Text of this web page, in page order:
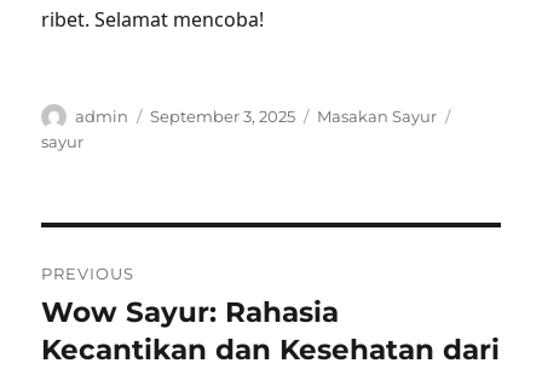
ribet. Selamat mencoba!
Author
admin
Posted
September 3, 2025 Categories
Masakan Sayur
sayur
navigation
PREVIOUS
Previous
post:
Wow Sayur: Rahasia
Kecantikan dan Kesehatan dari